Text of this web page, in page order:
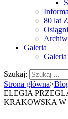
80 lat
Galeria
Szukaj:
Strona główna>
ELEGIA
KRAKOWSKA